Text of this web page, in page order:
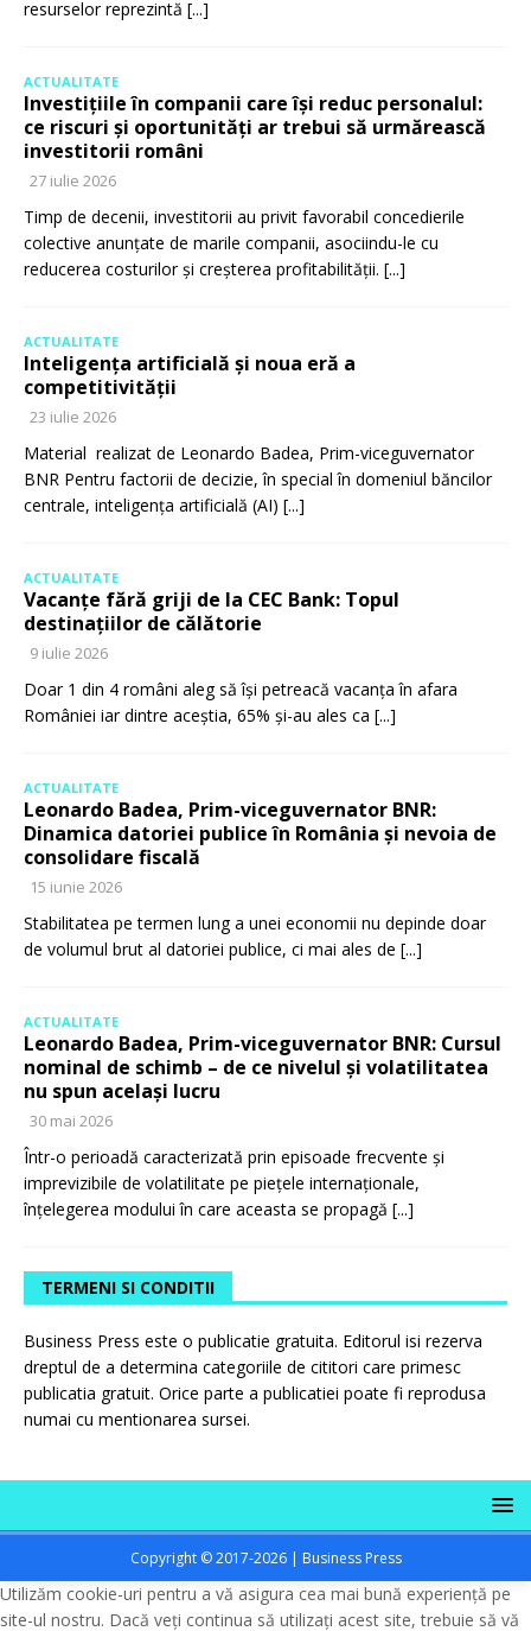
resurselor reprezintă [...]
ACTUALITATE
Investițiile în companii care își reduc personalul:
ce riscuri și oportunități ar trebui să urmărească
investitorii români
27 iulie 2026
Timp de decenii, investitorii au privit favorabil concedierile
colective anunțate de marile companii, asociindu-le cu
reducerea costurilor și creșterea profitabilității. [...]
ACTUALITATE
Inteligența artificială și noua eră a
competitivității
23 iulie 2026
Material realizat de Leonardo Badea, Prim-viceguvernator
BNR Pentru factorii de decizie, în special în domeniul băncilor
centrale, inteligența artificială (AI) [...]
ACTUALITATE
Vacanțe fără griji de la CEC Bank: Topul
destinațiilor de călătorie
9 iulie 2026
Doar 1 din 4 români aleg să își petreacă vacanța în afara
României iar dintre aceștia, 65% și-au ales ca [...]
ACTUALITATE
Leonardo Badea, Prim-viceguvernator BNR:
Dinamica datoriei publice în România și nevoia de
consolidare fiscală
15 iunie 2026
Stabilitatea pe termen lung a unei economii nu depinde doar
de volumul brut al datoriei publice, ci mai ales de [...]
ACTUALITATE
Leonardo Badea, Prim-viceguvernator BNR: Cursul
nominal de schimb – de ce nivelul și volatilitatea
nu spun același lucru
30 mai 2026
Într-o perioadă caracterizată prin episoade frecvente și
imprevizibile de volatilitate pe piețele internaționale,
înțelegerea modului în care aceasta se propagă [...]
TERMENI SI CONDITII
Business Press este o publicatie gratuita. Editorul isi rezerva
dreptul de a determina categoriile de cititori care primesc
publicatia gratuit. Orice parte a publicatiei poate fi reprodusa
numai cu mentionarea sursei.
Copyright © 2017-2026 | Business Press
Utilizăm cookie-uri pentru a vă asigura cea mai bună experiență pe
site-ul nostru. Dacă veți continua să utilizați acest site, trebuie să vă